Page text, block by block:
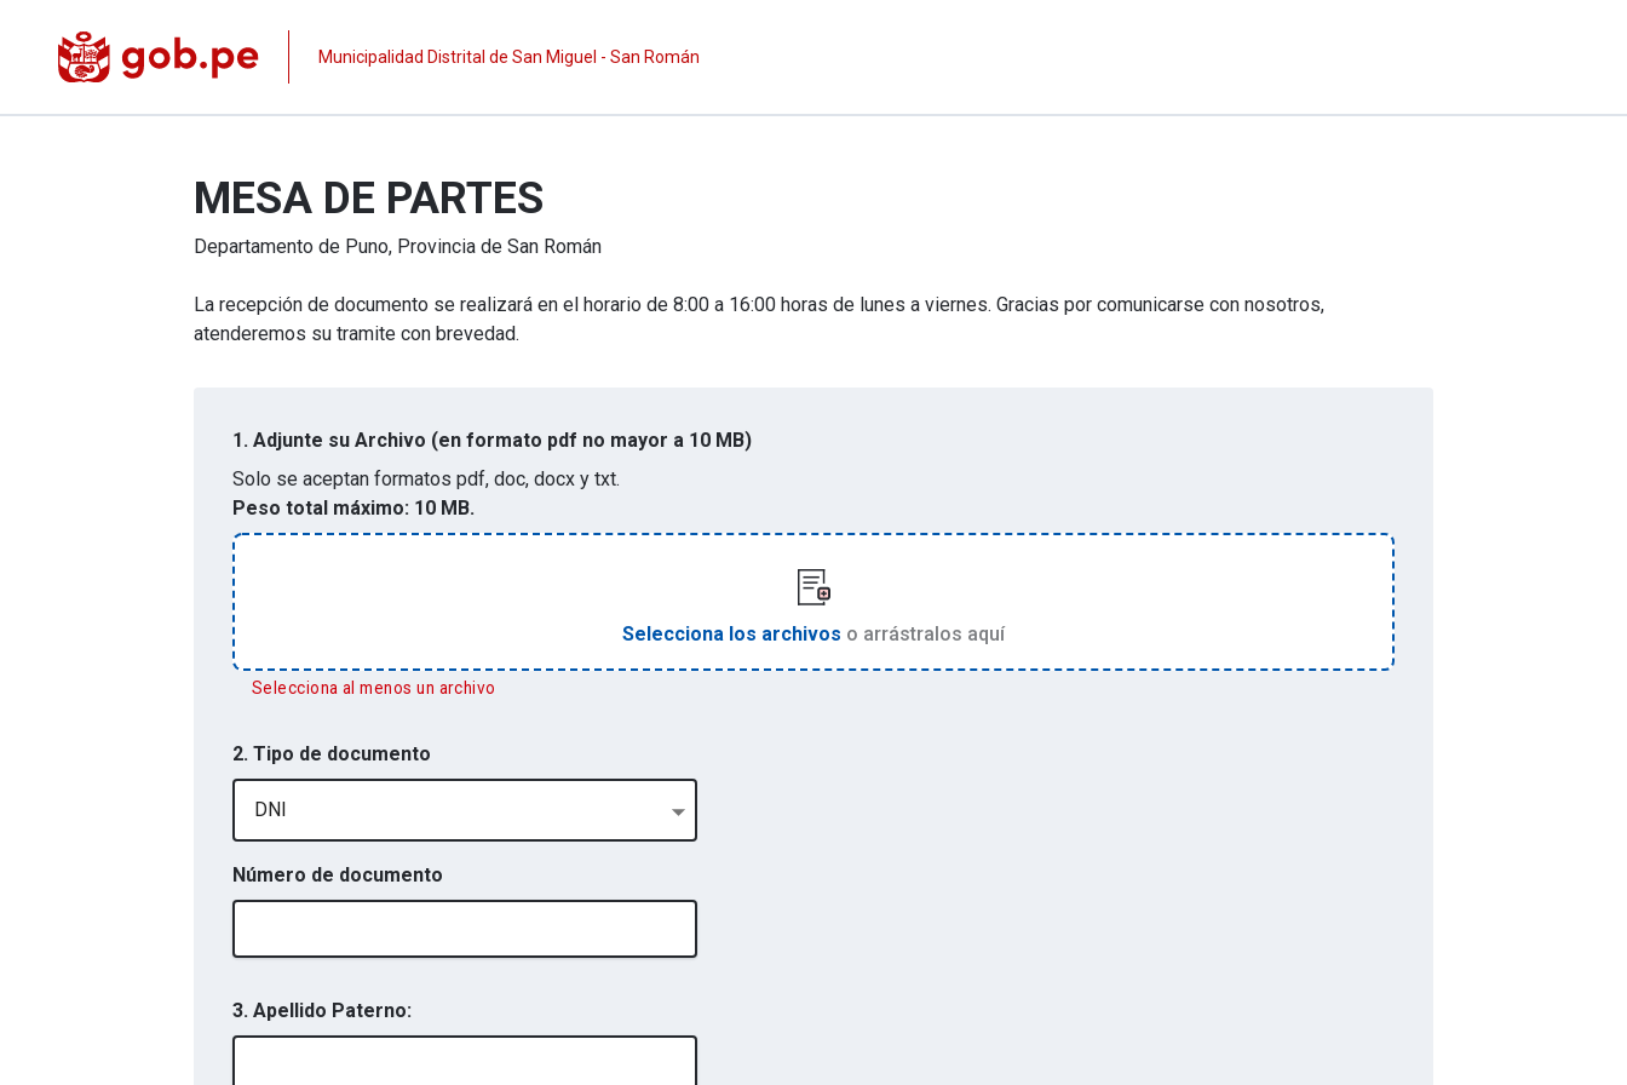
Municipalidad Distrital de San Miguel - San Román
MESA DE PARTES
Departamento de Puno, Provincia de San Román
La recepción de documento se realizará en el horario de 8:00 a 16:00 horas de lunes a viernes. Gracias por comunicarse con nosotros,
atenderemos su tramite con brevedad.
1. Adjunte su Archivo (en formato pdf no mayor a 10 MB)
Solo se aceptan formatos pdf, doc, docx y txt.
Peso total máximo: 10 MB.
Selecciona los archivos o arrástralos aquí
Selecciona al menos un archivo
2. Tipo de documento
DNI
Número de documento
3. Apellido Paterno: